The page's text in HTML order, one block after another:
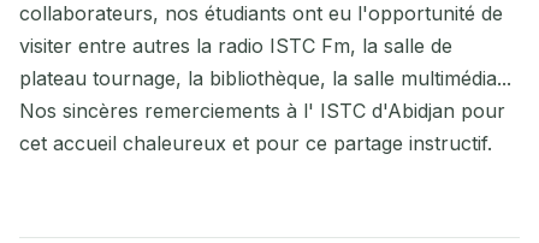
collaborateurs, nos étudiants ont eu l'opportunité de
visiter entre autres la radio ISTC Fm, la salle de
plateau tournage, la bibliothèque, la salle multimédia...
Nos sincères remerciements à l' ISTC d'Abidjan pour
cet accueil chaleureux et pour ce partage instructif.